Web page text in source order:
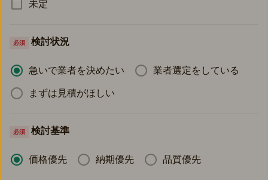
未定
必須 検討状況
急いで業者を決めたい 業者選定をしている
まずは見積がほしい
必須 検討基準
価格優先 納期優先 品質優先